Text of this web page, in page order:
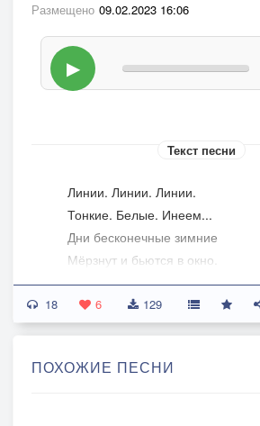
Размещено 09.02.2023 16:06
▶
Текст песни
Линии. Линии. Линии.
Тонкие. Белые. Инеем...
Дни бесконечные зимние
Мёрзнут и бьются в окно.
Вязнут чернилами синими
Буквы любимого имени
Я опускаюсь на дно..."
18 6 129
ПОХОЖИЕ ПЕСНИ